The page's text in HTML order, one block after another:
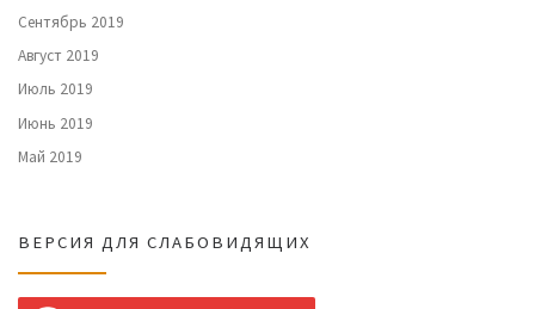
Сентябрь 2019
Август 2019
Июль 2019
Июнь 2019
Май 2019
ВЕРСИЯ ДЛЯ СЛАБОВИДЯЩИХ